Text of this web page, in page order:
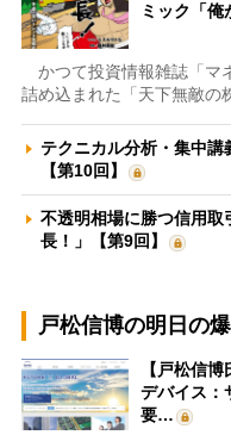
ミック「俺
かつて投資情報雑誌「マ
詰め込まれた「天下無敵の
テクニカル分析・集中
【第10回】
不透明相場に勝つ信用
長！」【第9回】
戸松信博の明日の
【戸松信
デバイス：
要…